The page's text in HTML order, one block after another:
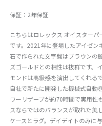
保証：2年保証
こちらはロレックス オイスター
です。2021年に登場したアイゼ
石で作られた文字盤はブラウンの
ズゴールドとの相性は抜群です。
モンドは高級感を演出してくれる
自社で新たに開発した機械式自動
ワーリザーブが約70時間で実用性
スならではのバランスが取れた美
ケースとラグ。デイデイトのみに